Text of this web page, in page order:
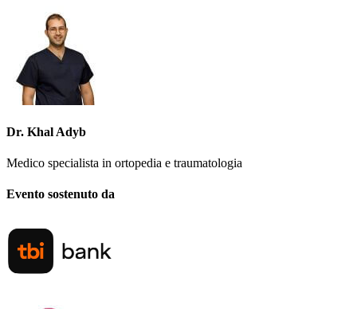
Dr. Khal Adyb
Medico specialista in ortopedia e traumatologia
Evento sostenuto da